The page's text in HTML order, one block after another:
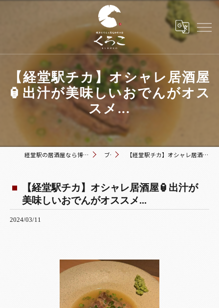
【経堂駅チカ】オシャレ居酒屋
🏮出汁が美味しいおでんがオス
スメ...
経堂駅の居酒屋なら博多おでんと黒毛和牛の店 くろこ ブログ 【経堂駅チカ】オシャレ居酒屋🏮出汁が美味しいおでんがオススメ...
【経堂駅チカ】オシャレ居酒屋🏮出汁が
美味しいおでんがオススメ...
2024/03/11